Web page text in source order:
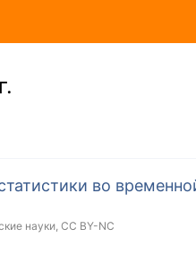
во
науки, CC BY-NC